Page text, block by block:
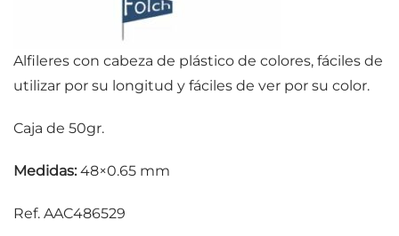
Alfileres con cabeza de plástico de colores, fáciles de
utilizar por su longitud y fáciles de ver por su color.
Caja de 50gr.
Medidas: 48×0.65 mm
Ref. AAC486529